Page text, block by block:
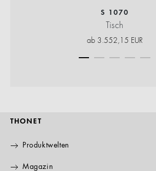
S 1070
Tisch
ab 3.552,15 EUR
THONET
Produktwelten
Magazin